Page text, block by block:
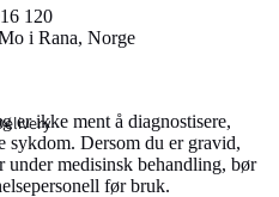
120
i Rana, Norge
er ikke ment å diagnostisere,
sykdom. Dersom du er gravid,
under medisinsk behandling, bør
før bruk.